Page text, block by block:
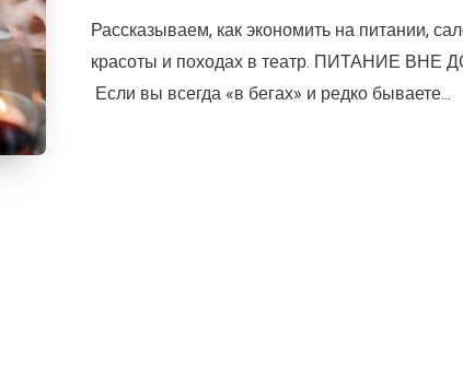
Рассказываем, как экономить на питании,
красоты и походах в театр. ПИТАНИЕ ВНЕ
Если вы всегда «в бегах» и редко бываете...